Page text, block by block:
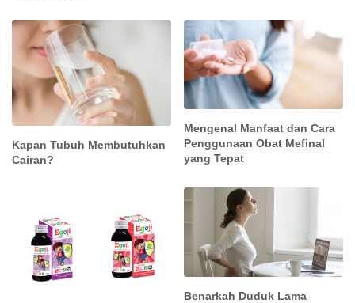
Kapan Tubuh Membutuhkan
Cairan?
Mengenal Manfaat dan Cara
Penggunaan Obat Mefinal
yang Tepat
Benarkah Duduk Lama